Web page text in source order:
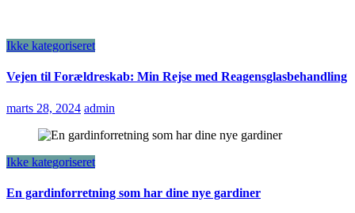
Ikke kategoriseret
Vejen til Forældreskab: Min Rejse med Reagensglasbehandling
marts 28, 2024 admin
Ikke kategoriseret
En gardinforretning som har dine nye gardiner